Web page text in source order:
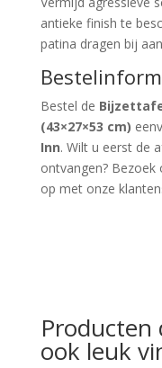
antieke finish te
patina dragen bij
Bestel de
(43×27×53 cm)
Inn. Wilt u eerst de
ontvangen?
op met onze
Producten
ook leuk